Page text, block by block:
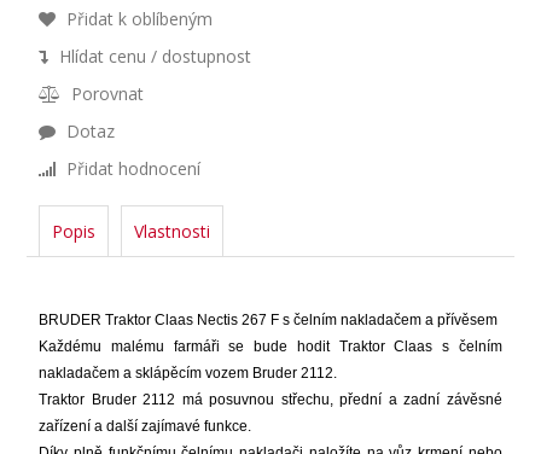
Přidat k oblíbeným
Hlídat cenu / dostupnost
Porovnat
Dotaz
Přidat hodnocení
Popis Vlastnosti
BRUDER Traktor Claas Nectis 267 F s čelním nakladačem a přívěsem
Každému malému farmáři se bude hodit Traktor Claas s čelním
nakladačem a sklápěcím vozem Bruder 2112.
Traktor Bruder 2112 má posuvnou střechu, přední a zadní závěsné
zařízení a další zajímavé funkce.